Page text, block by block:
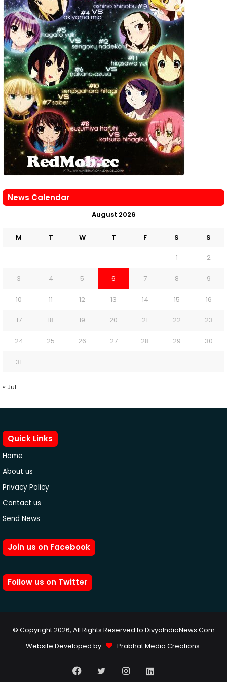
News Calendar
August 2026
M T W T F S S
1 2
3 4 5 6 7 8 9
10 11 12 13 14 15 16
17 18 19 20 21 22 23
24 25 26 27 28 29 30
31
« Jul
Quick Links
Home
About us
Privacy Policy
Contact us
Send News
Join us on Facebook
Follow us on Twitter
© Copyright 2026, All Rights Reserved to DivyaIndiaNews.Com
Website Developed by
Prabhat Media Creations.
Facebook
TwitterInstagram
LinkedIn